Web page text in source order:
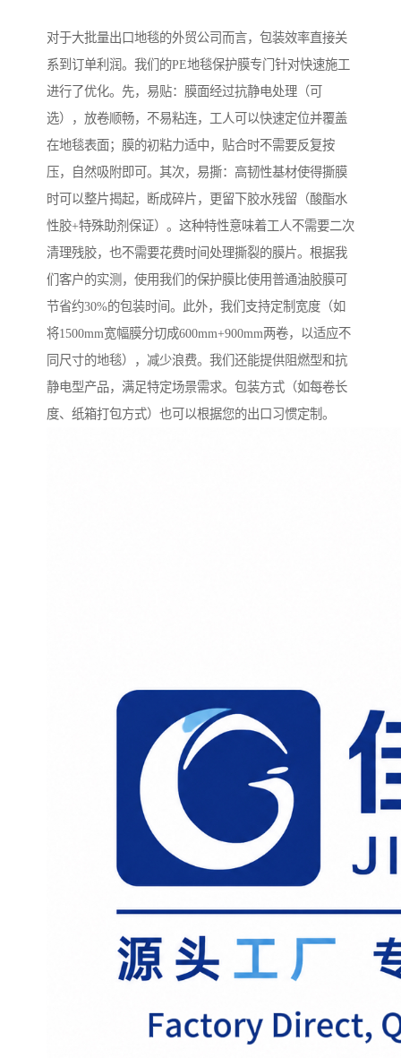
对于大批量出口地毯的外贸公司而言，包装效率直接关
系到订单利润。我们的PE地毯保护膜专门针对快速施工
进行了优化。先，易贴：膜面经过抗静电处理（可
选），放卷顺畅，不易粘连，工人可以快速定位并覆盖
在地毯表面；膜的初粘力适中，贴合时不需要反复按
压，自然吸附即可。其次，易撕：高韧性基材使得撕膜
时可以整片揭起，断成碎片，更留下胶水残留（酸酯水
性胶+特殊助剂保证）。这种特性意味着工人不需要二次
清理残胶，也不需要花费时间处理撕裂的膜片。根据我
们客户的实测，使用我们的保护膜比使用普通油胶膜可
节省约30%的包装时间。此外，我们支持定制宽度（如
将1500mm宽幅膜分切成600mm+900mm两卷，以适应不
同尺寸的地毯），减少浪费。我们还能提供阻燃型和抗
静电型产品，满足特定场景需求。包装方式（如每卷长
度、纸箱打包方式）也可以根据您的出口习惯定制。